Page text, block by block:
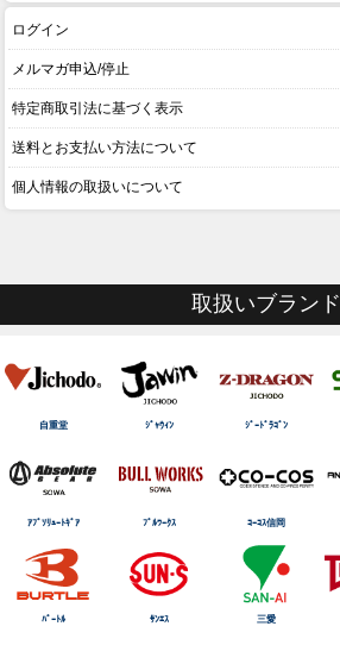
ログイン
メルマガ申込/停止
特定商取引法に基づく表示
送料とお支払い方法について
個人情報の取扱いについて
取扱いブランド
自重堂 ｼﾞｬｳｨﾝ ｼﾞｰﾄﾞﾗｺﾞﾝ
ｱﾌﾞｿﾘｭｰﾄｷﾞｱ ﾌﾞﾙﾜｰｸｽ ｺｰｺｽ信岡
ﾊﾞｰﾄﾙ ｻﾝｴｽ 三愛